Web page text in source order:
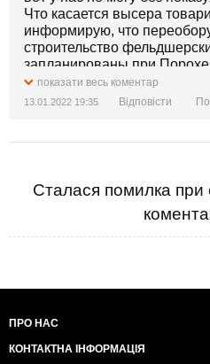
Что касается высера
информирую, что
строительство
запланированы при Порохе.
Нравится он мне или нет -
показати весь коментар
13.01.2022 19:35 Відповісти
Сталася помилка при
ПРО НАС
КОНТАКТНА ІНФОРМАЦІЯ